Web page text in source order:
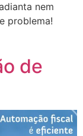
nem
problema!
de